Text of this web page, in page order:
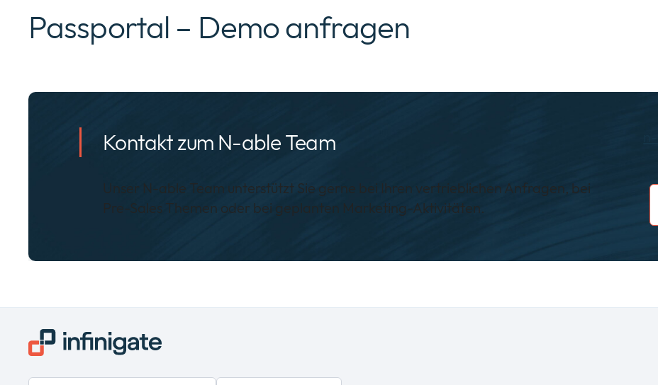
Passportal – Demo anfragen
Kontakt zum N-able Team
Unser N-able Team unterstützt Sie gerne bei Ihren vertrieblichen Anfragen, bei
Pre-Sales Themen oder bei geplanten Marketing-Aktivitäten.